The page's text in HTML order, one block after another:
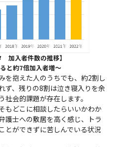
加入者件数の推移】
と約7倍加入者増～
を抱えた人のうちでも、約2割し
ず、残りの8割は泣き寝入りを余
会的課題が存在します。
もどこに相談したらいいかわか
護士への敷居を高く感じ、トラ
とができずに苦しんでいる状況